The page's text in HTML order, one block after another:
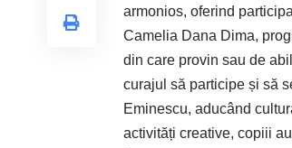
armonios, oferind
Camelia Dana Dima,
din care provin sau de
curajul să participe și să
Eminescu, aducând
activități creative, copiii